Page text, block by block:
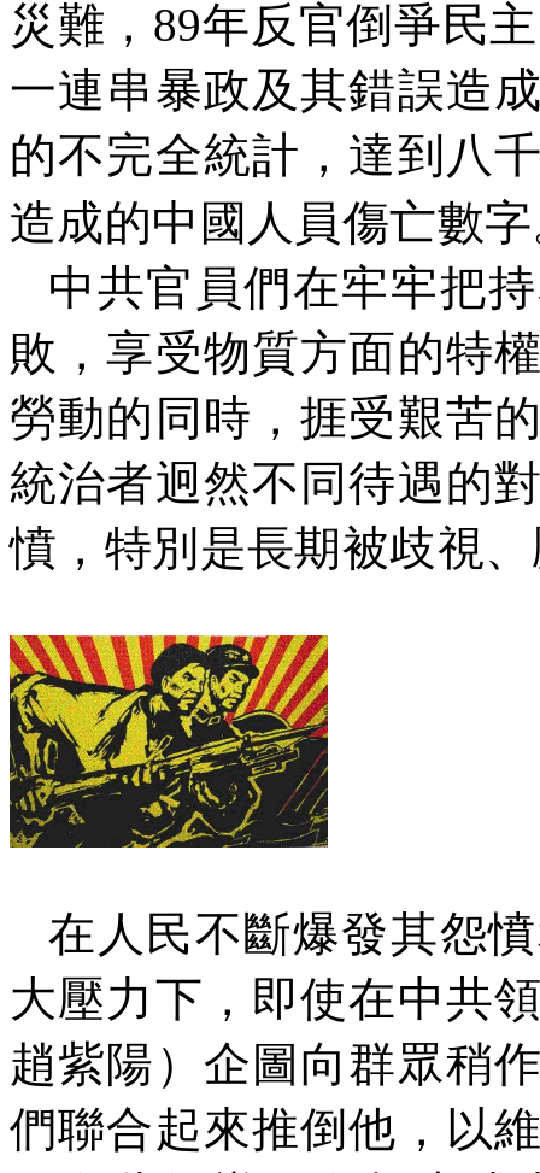
災難， 89年反官倒爭民
一連串暴政及其錯誤造
的不完全統計，達到八
造成的中國人員傷亡數
中共官員們在牢牢把
敗，享受物質方面的特
勞動的同時，捱受艱苦
統治者迥然不同待遇的
憤，特別是長期被歧視
在人民不斷爆發其怨
大壓力下，即使在中共
趙紫陽）企圖向群眾稍
們聯合起來推倒他，以